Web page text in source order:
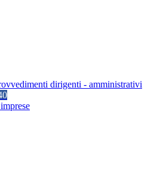
dirigenti - amministrativi